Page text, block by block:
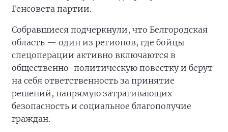
Генсовета партии.
Собравшиеся подчеркнули, что Белгородская
область — один из регионов, где бойцы
спецоперации активно включаются в
общественно-политическую повестку и берут
на себя ответственность за принятие
решений, напрямую затрагивающих
безопасность и социальное благополучие
граждан.